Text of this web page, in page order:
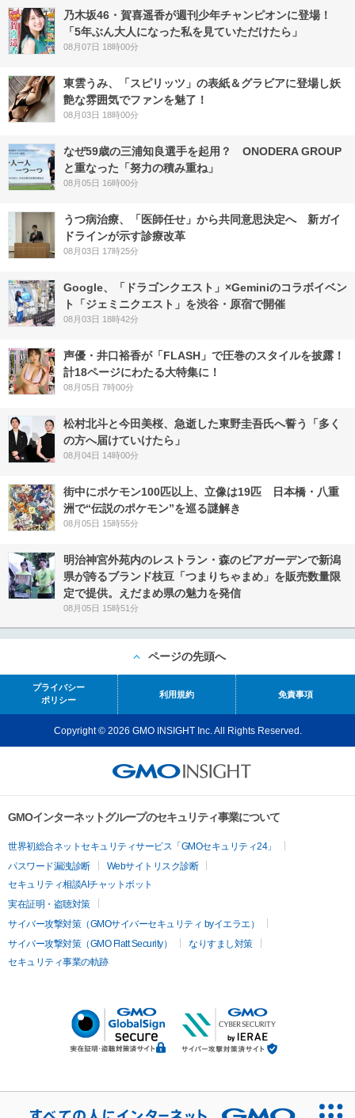
乃木坂46・賀喜遥香が週刊少年チャンピオンに登場！
「5年ぶん大人になった私を見ていただけたら」
08月07日 18時00分
東雲うみ、「スピリッツ」の表紙＆グラビアに登場し妖
艶な雰囲気でファンを魅了！
08月03日 18時00分
なぜ59歳の三浦知良選手を起用？ ONODERA GROUP
と重なった「努力の積み重ね」
08月05日 16時00分
うつ病治療、「医師任せ」から共同意思決定へ 新ガイ
ドラインが示す診療改革
08月03日 17時25分
Google、「ドラゴンクエスト」×Geminiのコラボイベン
ト「ジェミニクエスト」を渋谷・原宿で開催
08月03日 18時42分
声優・井口裕香が「FLASH」で圧巻のスタイルを披露！
計18ページにわたる大特集に！
08月05日 7時00分
松村北斗と今田美桜、急逝した東野圭吾氏へ誓う「多く
の方へ届けていけたら」
08月04日 14時00分
街中にポケモン100匹以上、立像は19匹 日本橋・八重
洲で“伝説のポケモン”を巡る謎解き
08月05日 15時55分
明治神宮外苑内のレストラン・森のビアガーデンで新潟
県が誇るブランド枝豆「つまりちゃまめ」を販売数量限
定で提供。えだまめ県の魅力を発信
08月05日 15時51分
ページの先頭へ
プライバシー
ポリシー
利用規約 免責事項
Copyright © 2026 GMO INSIGHT Inc. All Rights Reserved.
GMOインターネットグループのセキュリティ事業について
世界初総合ネットセキュリティサービス「GMOセキュリティ24」
パスワード漏洩診断
Webサイトリスク診断
セキュリティ相談AIチャットボット
実在証明・盗聴対策
サイバー攻撃対策（GMOサイバーセキュリティ byイエラエ）
サイバー攻撃対策（GMO Flatt Security）
なりすまし対策
セキュリティ事業の軌跡